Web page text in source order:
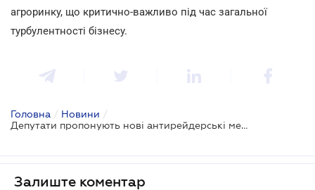
агроринку, що критично-важливо під час загальної
турбулентності бізнесу.
Головна / Новини /
Депутати пропонують нові антирейдерські механізми
Залиште коментар